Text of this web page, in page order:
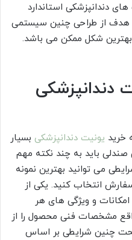
دندانپزشکی استاندارد
از طراحی چنین سیستمی
بهترین شکل ممکن می باشد.
دندانپزشکی
خرید یونیت دندانپزشکی بسیار
باید به چند نکته مهم
می توانید بهترین نمونه
انتخاب کنید. یکی از
و ویژگی های هر
مشخصات فنی محصول را از
تحت چنین شرایطی بر اساس